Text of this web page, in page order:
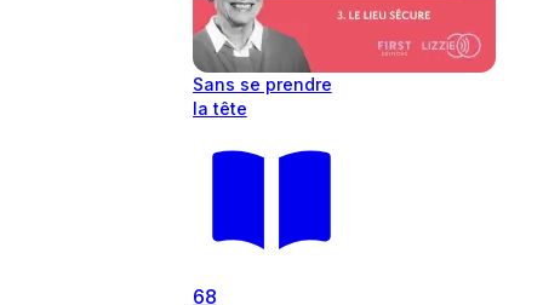
Sans se prendre
la tête
68